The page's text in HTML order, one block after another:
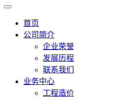
首页
公司简介
企业荣誉
发展历程
联系我们
业务中心
工程造价